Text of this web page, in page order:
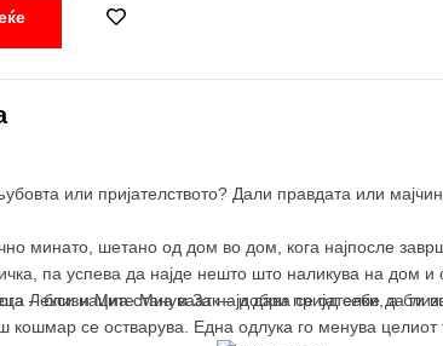
или пријателството? Дали правдата или
минато, шетано од дом во дом, кога најпосле
па успева да најде нешто што наликува на дом и
Лекси и Миа стануваат најдобри пријателки, а
– близнаците Миа и Зак – и дава сe од себе да ги
кошмар се остварува. Една одлука го менува целиот